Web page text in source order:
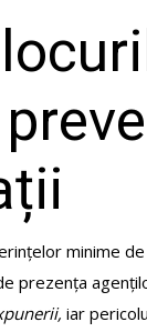
minime
prezența
iar